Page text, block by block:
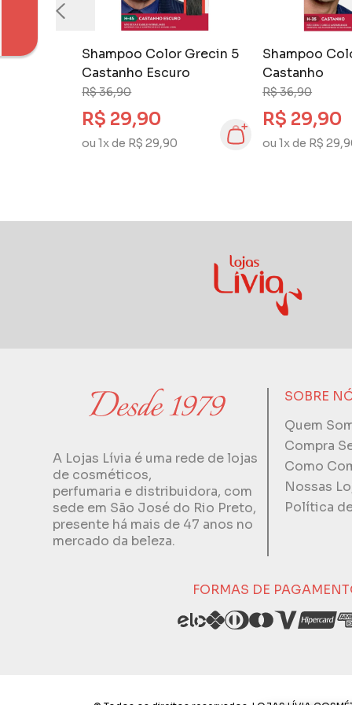
Shampoo Color Grecin 5
Castanho Escuro
R$ 36,90
R$ 29,90
ou 1x de R$ 29,90
Shampoo
Castanho
R$ 36,90
R$ 29,90
ou 1x de R$
A Lojas Lívia é uma rede de lojas
de cosméticos,
perfumaria e distribuidora, com
sede em São José do Rio Preto,
presente há mais de 47 anos no
mercado da beleza.
SOBRE
Quem
Compra
Como
Nossas
Política
FORMAS DE